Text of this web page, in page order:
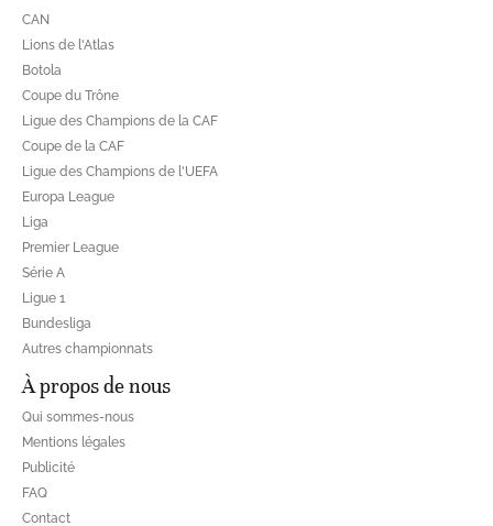
CAN
Lions de l'Atlas
Botola
Coupe du Trône
Ligue des Champions de la CAF
Coupe de la CAF
Ligue des Champions de l'UEFA
Europa League
Liga
Premier League
Série A
Ligue 1
Bundesliga
Autres championnats
À propos de nous
Qui sommes-nous
Mentions légales
Publicité
FAQ
Contact